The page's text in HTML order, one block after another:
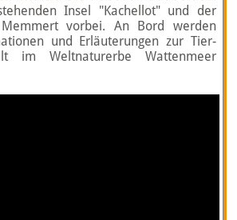
Insel "Kachellot" und der
Memmert vorbei. An Bord werden
und Erläuterungen zur Tier-
im Weltnaturerbe Wattenmeer